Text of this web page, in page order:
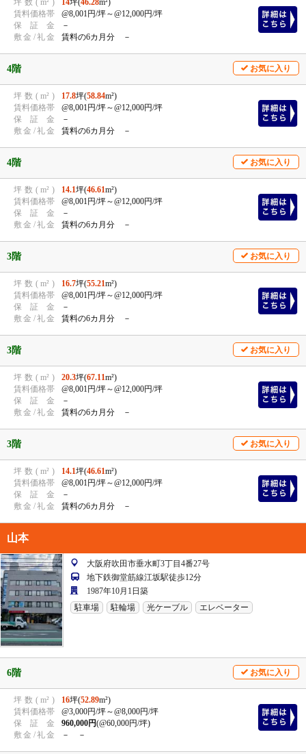
賃料価格帯 @8,001円/坪～@12,000円/坪
保
証 金
－
敷 金 /礼金 賃料の6カ月分 －
4階 お気に入り
坪 数 ( m² ) 17.8坪(58.84m²)
賃料価格帯 @8,001円/坪～@12,000円/坪
保
証 金
－
敷 金 /礼金 賃料の6カ月分 －
4階 お気に入り
坪 数 ( m² ) 14.1坪(46.61m²)
賃料価格帯 @8,001円/坪～@12,000円/坪
保
証 金
－
敷 金 /礼金 賃料の6カ月分 －
3階 お気に入り
坪 数 ( m² ) 16.7坪(55.21m²)
賃料価格帯 @8,001円/坪～@12,000円/坪
保
証 金
－
敷 金 /礼金 賃料の6カ月分 －
3階 お気に入り
坪 数 ( m² ) 20.3坪(67.11m²)
賃料価格帯 @8,001円/坪～@12,000円/坪
保
証 金
－
敷 金 /礼金 賃料の6カ月分 －
3階 お気に入り
坪 数 ( m² ) 14.1坪(46.61m²)
賃料価格帯 @8,001円/坪～@12,000円/坪
保
証 金
－
敷 金 /礼金 賃料の6カ月分 －
山本
大阪府吹田市垂水町3丁目4番27号
地下鉄御堂筋線江坂駅徒歩12分
1987年10月1日築
駐車場
駐輪場 光ケーブル エレベーター
6階 お気に入り
坪 数 ( m² ) 16坪(52.89m²)
賃料価格帯 @3,000円/坪～@8,000円/坪
保
証 金 960,000円(@60,000円/坪)
敷 金 /礼金 － －